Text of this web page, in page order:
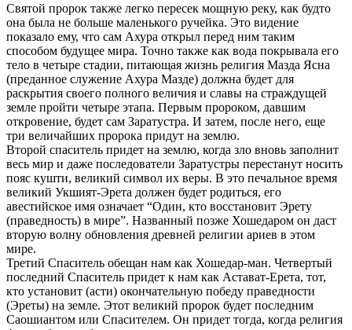
Святой пророк также легко пересек мощную реку, как будто
она была не больше маленького ручейка. Это видение
показало ему, что сам Ахура открыл перед ним таким
способом будущее мира. Точно также как вода покрывала его
тело в четыре стадии, питающая жизнь религия Мазда Ясна
(преданное служение Ахура Мазде) должна будет для
раскрытия своего полного величия и славы на страждущей
земле пройти четыре этапа. Первым пророком, давшим
откровение, будет сам Заратустра. И затем, после него, еще
три величайших пророка придут на землю.
Второй спаситель придет на землю, когда зло вновь заполнит
весь мир и даже последователи Заратустры перестанут носить
пояс кушти, великий символ их веры. В это печальное время
великий Укшият-Эрета должен будет родиться, его
авестийское имя означает “Один, кто восстановит Эрету
(праведность) в мире”. Названный позже Хошедаром он даст
вторую волну обновления древней религии ариев в этом
мире.
Третий Спаситель обещан нам как Хошедар-ман. Четвертый
последний Спаситель придет к нам как Астават-Ерета, тот,
кто установит (асти) окончательную победу праведности
(Эреты) на земле. Этот великий пророк будет последним
Саошиантом или Спасителем. Он придет тогда, когда религия